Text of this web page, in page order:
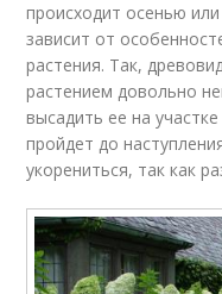
происходит осенью
зависит от
растения. Так,
растением довольно
высадить ее на
пройдет до
укорениться, так как